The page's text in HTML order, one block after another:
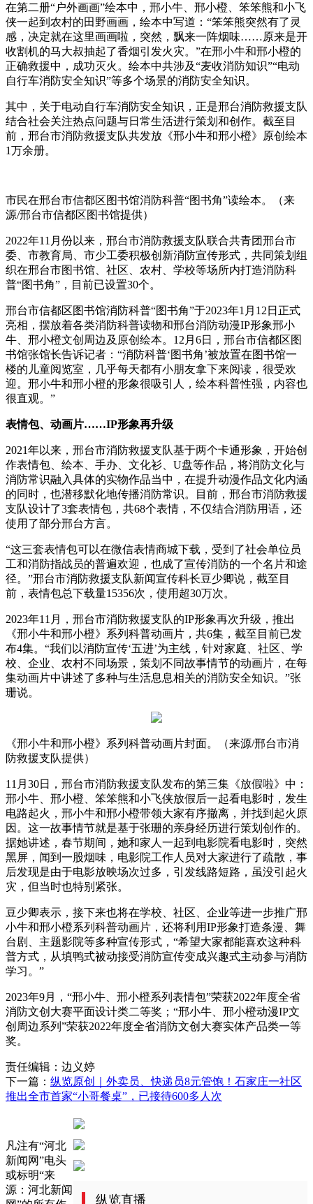
在第二册“户外画画”绘本中，邢小牛、邢小橙、笨笨熊和小飞
侠一起到农村的田野画画，绘本中写道：“笨笨熊突然有了灵
感，决定就在这里画画啦，突然，飘来一阵烟味……原来是开
收割机的马大叔抽起了香烟引发火灾。”在邢小牛和邢小橙的
正确救援中，成功灭火。绘本中共涉及“麦收消防知识”“电动
自行车消防安全知识”等多个场景的消防安全知识。
其中，关于电动自行车消防安全知识，正是邢台消防救援支队
结合社会关注热点问题与日常生活进行策划和创作。截至目
前，邢台市消防救援支队共发放《邢小牛和邢小橙》原创绘本
1万余册。
市民在邢台市信都区图书馆消防科普“图书角”读绘本。（来
源/邢台市信都区图书馆提供）
2022年11月份以来，邢台市消防救援支队联合共青团邢台市
委、市教育局、市少工委积极创新消防宣传形式，共同策划组
织在邢台市图书馆、社区、农村、学校等场所内打造消防科
普“图书角”，目前已设置30个。
邢台市信都区图书馆消防科普“图书角”于2023年1月12日正式
亮相，摆放着各类消防科普读物和邢台消防动漫IP形象邢小
牛、邢小橙文创周边及原创绘本。12月6日，邢台市信都区图
书馆张馆长告诉记者：“消防科普‘图书角’被放置在图书馆一
楼的儿童阅览室，几乎每天都有小朋友拿下来阅读，很受欢
迎。邢小牛和邢小橙的形象很吸引人，绘本科普性强，内容也
很直观。”
表情包、动画片……IP形象再升级
2021年以来，邢台市消防救援支队基于两个卡通形象，开始创
作表情包、绘本、手办、文化衫、U盘等作品，将消防文化与
消防常识融入具体的实物作品当中，在提升动漫作品文化内涵
的同时，也潜移默化地传播消防常识。目前，邢台市消防救援
支队设计了3套表情包，共68个表情，不仅结合消防用语，还
使用了部分邢台方言。
“这三套表情包可以在微信表情商城下载，受到了社会单位员
工和消防指战员的普遍欢迎，也成了宣传消防的一个名片和途
径。”邢台市消防救援支队新闻宣传科长豆少卿说，截至目
前，表情包总下载量15356次，使用超30万次。
2023年11月，邢台市消防救援支队的IP形象再次升级，推出
《邢小牛和邢小橙》系列科普动画片，共6集，截至目前已发
布4集。“我们以消防宣传‘五进’为主线，针对家庭、社区、学
校、企业、农村不同场景，策划不同故事情节的动画片，在每
集动画片中讲述了多种与生活息息相关的消防安全知识。”张
珊说。
《邢小牛和邢小橙》系列科普动画片封面。（来源/邢台市消
防救援支队提供）
11月30日，邢台市消防救援支队发布的第三集《放假啦》中：
邢小牛、邢小橙、笨笨熊和小飞侠放假后一起看电影时，发生
电路起火，邢小牛和邢小橙带领大家有序撤离，并找到起火原
因。这一故事情节就是基于张珊的亲身经历进行策划创作的。
据她讲述，春节期间，她和家人一起到电影院看电影时，突然
黑屏，闻到一股烟味，电影院工作人员对大家进行了疏散，事
后发现是由于电影放映场次过多，引发线路短路，虽没引起火
灾，但当时也特别紧张。
豆少卿表示，接下来也将在学校、社区、企业等进一步推广邢
小牛和邢小橙系列科普动画片，还将利用IP形象打造条漫、舞
台剧、主题影院等多种宣传形式，“希望大家都能喜欢这种科
普方式，从填鸭式被动接受消防宣传变成兴趣式主动参与消防
学习。”
2023年9月，“邢小牛、邢小橙系列表情包”荣获2022年度全省
消防文创大赛平面设计类二等奖；“邢小牛、邢小橙动漫IP文
创周边系列”荣获2022年度全省消防文创大赛实体产品类一等
奖。
责任编辑：边义婷
下一篇： 纵览原创｜外卖员、快递员8元管饱！石家庄一社区
推出全市首家“小哥餐桌”，已接待600多人次
纵览直播
凡注有“河北
新闻网”电头
或标明“来
源：河北新闻